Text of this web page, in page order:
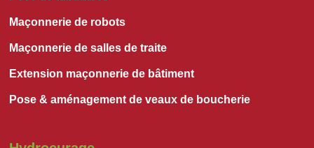
Maçonnerie de robots
Maçonnerie de salles de traite
Extension maçonnerie de bâtiment
Pose & aménagement de veaux de boucherie